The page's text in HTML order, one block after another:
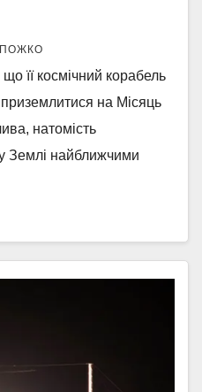
її космічний корабель
на Місяць
натомість
Землі найближчими